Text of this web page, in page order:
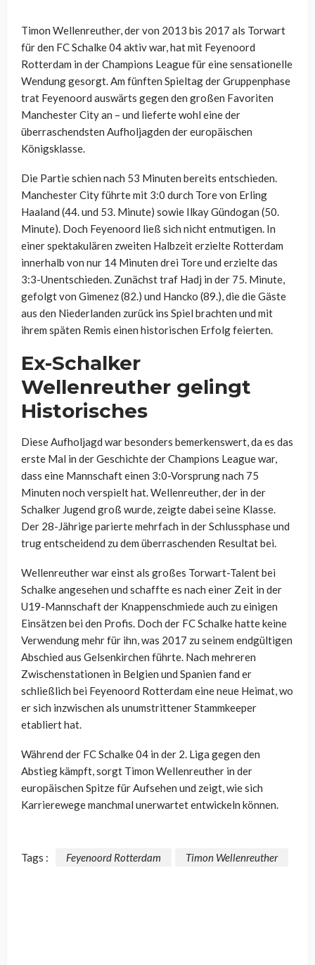
Timon Wellenreuther, der von 2013 bis 2017 als Torwart
für den FC Schalke 04 aktiv war, hat mit Feyenoord
Rotterdam in der Champions League für eine sensationelle
Wendung gesorgt. Am fünften Spieltag der Gruppenphase
trat Feyenoord auswärts gegen den großen Favoriten
Manchester City an – und lieferte wohl eine der
überraschendsten Aufholjagden der europäischen
Königsklasse.
Die Partie schien nach 53 Minuten bereits entschieden.
Manchester City führte mit 3:0 durch Tore von Erling
Haaland (44. und 53. Minute) sowie Ilkay Gündogan (50.
Minute). Doch Feyenoord ließ sich nicht entmutigen. In
einer spektakulären zweiten Halbzeit erzielte Rotterdam
innerhalb von nur 14 Minuten drei Tore und erzielte das
3:3-Unentschieden. Zunächst traf Hadj in der 75. Minute,
gefolgt von Gimenez (82.) und Hancko (89.), die die Gäste
aus den Niederlanden zurück ins Spiel brachten und mit
ihrem späten Remis einen historischen Erfolg feierten.
Ex-Schalker
Wellenreuther gelingt
Historisches
Diese Aufholjagd war besonders bemerkenswert, da es das
erste Mal in der Geschichte der Champions League war,
dass eine Mannschaft einen 3:0-Vorsprung nach 75
Minuten noch verspielt hat. Wellenreuther, der in der
Schalker Jugend groß wurde, zeigte dabei seine Klasse.
Der 28-Jährige parierte mehrfach in der Schlussphase und
trug entscheidend zu dem überraschenden Resultat bei.
Wellenreuther war einst als großes Torwart-Talent bei
Schalke angesehen und schaffte es nach einer Zeit in der
U19-Mannschaft der Knappenschmiede auch zu einigen
Einsätzen bei den Profis. Doch der FC Schalke hatte keine
Verwendung mehr für ihn, was 2017 zu seinem endgültigen
Abschied aus Gelsenkirchen führte. Nach mehreren
Zwischenstationen in Belgien und Spanien fand er
schließlich bei Feyenoord Rotterdam eine neue Heimat, wo
er sich inzwischen als unumstrittener Stammkeeper
etabliert hat.
Während der FC Schalke 04 in der 2. Liga gegen den
Abstieg kämpft, sorgt Timon Wellenreuther in der
europäischen Spitze für Aufsehen und zeigt, wie sich
Karrierewege manchmal unerwartet entwickeln können.
Tags : Feyenoord Rotterdam Timon Wellenreuther